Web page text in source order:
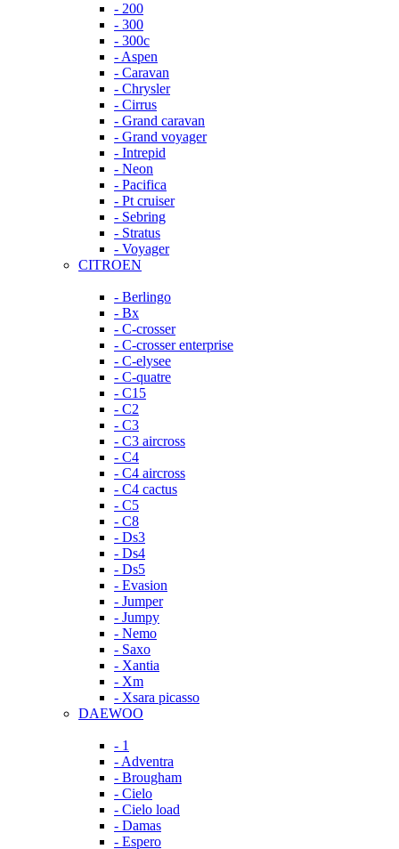
- 200
- 300
- 300c
- Aspen
- Caravan
- Chrysler
- Cirrus
- Grand caravan
- Grand voyager
- Intrepid
- Neon
- Pacifica
- Pt cruiser
- Sebring
- Stratus
- Voyager
CITROEN
- Berlingo
- Bx
- C-crosser
- C-crosser enterprise
- C-elysee
- C-quatre
- C15
- C2
- C3
- C3 aircross
- C4
- C4 aircross
- C4 cactus
- C5
- C8
- Ds3
- Ds4
- Ds5
- Evasion
- Jumper
- Jumpy
- Nemo
- Saxo
- Xantia
- Xm
- Xsara picasso
DAEWOO
- 1
- Adventra
- Brougham
- Cielo
- Cielo load
- Damas
- Espero